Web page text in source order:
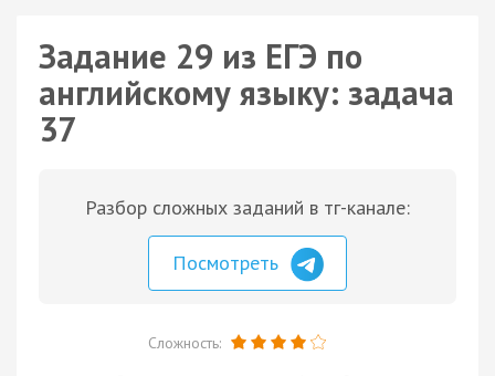
Задание 29 из ЕГЭ по
английскому языку: задача
37
Разбор сложных заданий в тг-канале:
Посмотреть
Сложность: